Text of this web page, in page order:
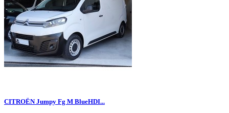
CITROËN Jumpy Fg M BlueHDI...